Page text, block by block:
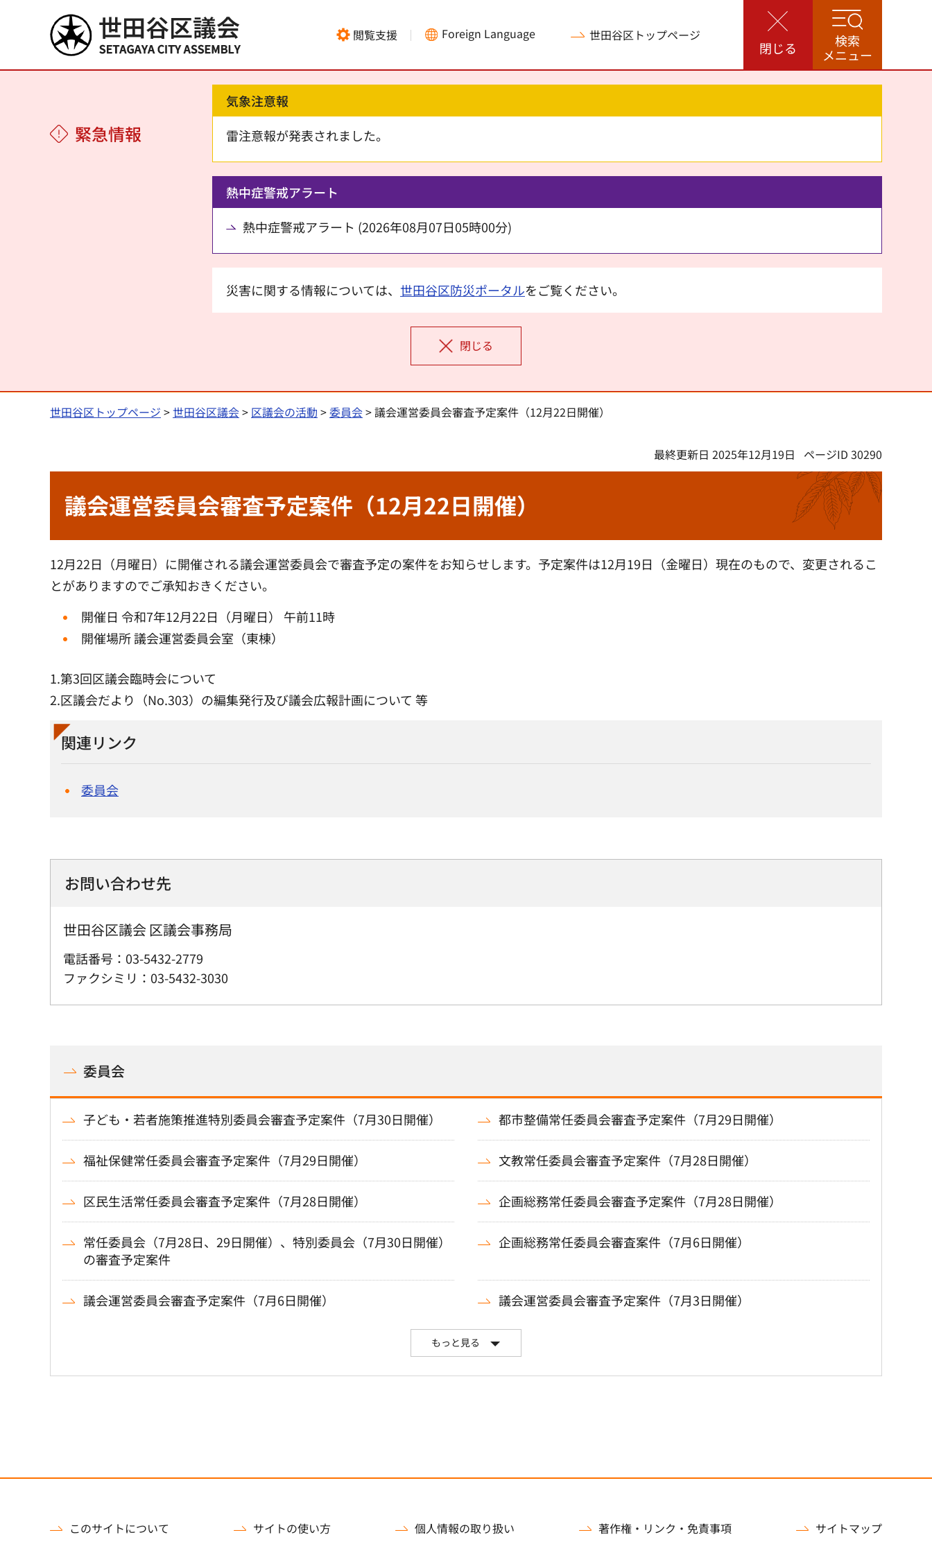
世田谷区議会 閲覧支援 Foreign Language 世田谷区トップページ
閉じる
緊急情報
気象注意報
雷注意報が発表されました。
熱中症警戒アラート
熱中症警戒アラート (2026年08月07日05時00分)
災害に関する情報については、 世田谷区防災ポータルをご覧ください。
閉じる
検索
メニュー
世田谷区トップページ >世田谷区議会> 区議会の活動 >委員会> 議会運営委員会審査予定案件（12月22日開催）
最終更新日 2025年12月19日 ページID 30290
議会運営委員会審査予定案件（12月22日開催）
12月22日（月曜日）に開催される議会運営委員会で審査予定の案件をお知らせします。予定案件は12月19日（金曜日）現在のもので、変更されるこ
とがありますのでご承知おきください。
開催日 令和7年12月22日（月曜日） 午前11時
開催場所 議会運営委員会室（東棟）
1.第3回区議会臨時会について
2.区議会だより（No.303）の編集発行及び議会広報計画について 等
関連リンク
委員会
お問い合わせ先
世田谷区議会 区議会事務局
電話番号：03-5432-2779
ファクシミリ：03-5432-3030
委員会
子ども・若者施策推進特別委員会審査予定案件（7月30日開催） 都市整備常任委員会審査予定案件（7月29日開催）
福祉保健常任委員会審査予定案件（7月29日開催） 文教常任委員会審査予定案件（7月28日開催）
区民生活常任委員会審査予定案件（7月28日開催） 企画総務常任委員会審査予定案件（7月28日開催）
常任委員会（7月28日、29日開催）、特別委員会（7月30日開催）
の審査予定案件
企画総務常任委員会審査案件（7月6日開催）
議会運営委員会審査予定案件（7月6日開催） 議会運営委員会審査予定案件（7月3日開催）
もっと見る
このサイトについて サイトの使い方 個人情報の取り扱い 著作権・リンク・免責事項 サイトマップ